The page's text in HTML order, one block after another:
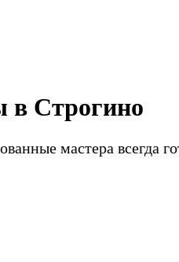
в Строгино
мастера всегда